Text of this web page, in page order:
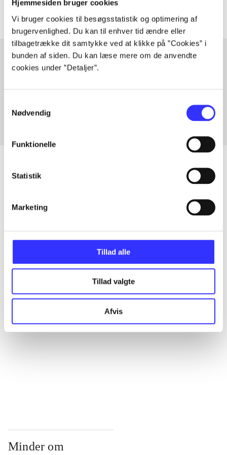
Hjemmesiden bruger cookies
Vi bruger cookies til besøgsstatistik og optimering af
brugervenlighed. Du kan til enhver tid ændre eller
tilbagetrække dit samtykke ved at klikke på ”Cookies” i
bunden af siden. Du kan læse mere om de anvendte
cookies under ”Detaljer”.
Nødvendig
Funktionelle
Statistik
Marketing
Tillad alle
Tillad valgte
Afvis
Alle registrerede artikler fordelt på udgivelser
...
Minder om